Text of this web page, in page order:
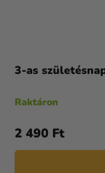
3-as
Raktáron
2 490 Ft